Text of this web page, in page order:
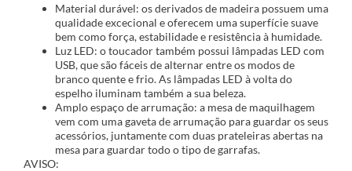
Material durável: os derivados de madeira possuem uma
qualidade excecional e oferecem uma superfície suave
bem como força, estabilidade e resistência à humidade.
Luz LED: o toucador também possui lâmpadas LED com
USB, que são fáceis de alternar entre os modos de
branco quente e frio. As lâmpadas LED à volta do
espelho iluminam também a sua beleza.
Amplo espaço de arrumação: a mesa de maquilhagem
vem com uma gaveta de arrumação para guardar os seus
acessórios, juntamente com duas prateleiras abertas na
mesa para guardar todo o tipo de garrafas.
AVISO: